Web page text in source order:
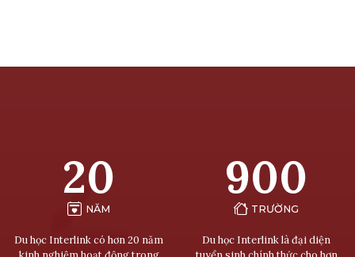
20
NĂM
Du học Interlink có hơn 20 năm
900
TRƯỜNG
Du học Interlink là đại diện